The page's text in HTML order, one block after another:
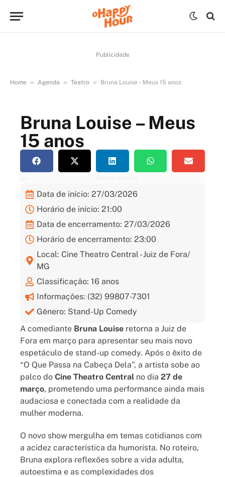
Publicidade
Home » Agenda » Teatro » Bruna Louise – Meus 15 anos
Bruna Louise – Meus
15 anos
Data de início: 27/03/2026
Horário de início: 21:00
Data de encerramento: 27/03/2026
Horário de encerramento: 23:00
Local: Cine Theatro Central - Juiz de Fora/
MG
Classificação: 16 anos
Informações: (32) 99807-7301
Gênero: Stand-Up Comedy
A comediante Bruna Louise retorna a Juiz de
Fora em março para apresentar seu mais novo
espetáculo de stand-up comedy. Após o êxito de
“O Que Passa na Cabeça Dela”, a artista sobe ao
palco do Cine Theatro Central no dia 27 de
março, prometendo uma performance ainda mais
audaciosa e conectada com a realidade da
mulher moderna.
O novo show mergulha em temas cotidianos com
a acidez característica da humorista. No roteiro,
Bruna explora reflexões sobre a vida adulta,
autoestima e as complexidades dos